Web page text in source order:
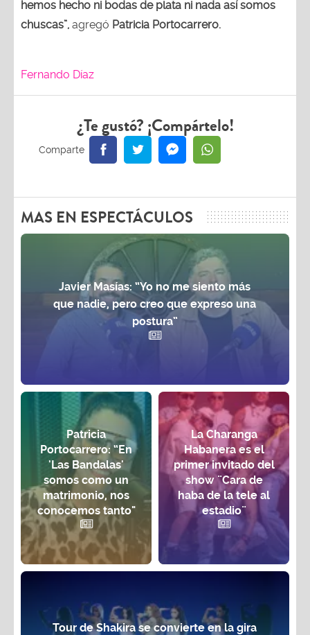
hemos hecho ni bodas de plata ni nada así somos
chuscas”, agregó Patricia Portocarrero.
Fernando Díaz
¿Te gustó? ¡Compártelo!
MAS EN ESPECTÁCULOS
Javier Masías: “Yo no me siento más
que nadie, pero creo que expreso una
postura”
Patricia
Portocarrero: “En
'Las Bandalas'
somos como un
matrimonio, nos
conocemos tanto"
La Charanga
Habanera es el
primer invitado del
show ¨Cara de
haba de la tele al
estadio¨
Tour de Shakira se convierte en la gira